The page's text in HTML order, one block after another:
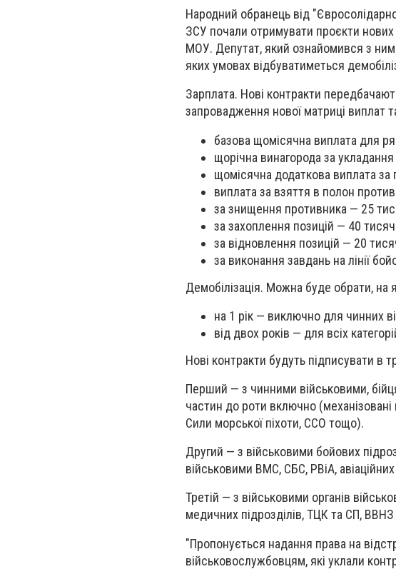
Народний обранець від
ЗСУ почали отримувати проєкти нових
МОУ. Депутат, який ознайомився з
яких умовах відбуватиметься
Зарплата. Нові контракти
запровадження нової матриці виплат
базова щомісячна виплата для
щорічна винагорода за
щомісячна додаткова виплата за
виплата за взяття в полон
за знищення противника — 25
за захоплення позицій — 40
за відновлення позицій — 20
за виконання завдань на лінії
Демобілізація. Можна буде обрати, на
на 1 рік — виключно для чинних
від двох років — для всіх
Нові контракти будуть підписувати в
Перший — з чинними військовими,
частин до роти включно
Сили морської піхоти, ССО тощо).
Другий — з військовими бойових
військовими ВМС, СБС, РВіА,
Третій — з військовими органів
медичних підрозділів, ТЦК та СП,
"Пропонується надання права на
військовослужбовцям, які уклали